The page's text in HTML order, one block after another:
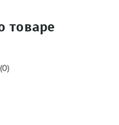
товаре
(0)